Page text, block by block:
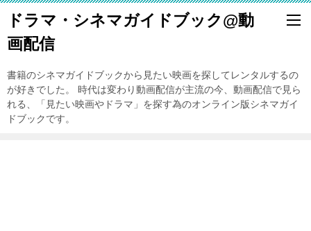
ドラマ・シネマガイドブック@動
画配信
書籍のシネマガイドブックから見たい映画を探してレンタルするの
が好きでした。 時代は変わり動画配信が主流の今、動画配信で見ら
れる、「見たい映画やドラマ」を探す為のオンライン版シネマガイ
ドブックです。